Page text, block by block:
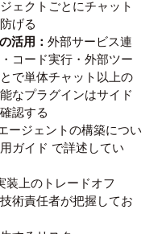
ェクトごとにチャット
げる
活用：外部サービス連
コード実行・外部ツー
で単体チャット以上の
なプラグインはサイド
認する
ージェントの構築につい
ガイド で詳述してい
上のトレードオフ
術責任者が把握してお